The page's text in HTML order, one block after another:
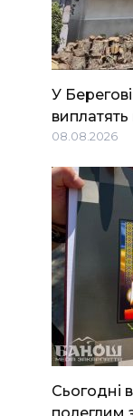
У
виплатять
08.08.2026
Сьогодні
полеглим